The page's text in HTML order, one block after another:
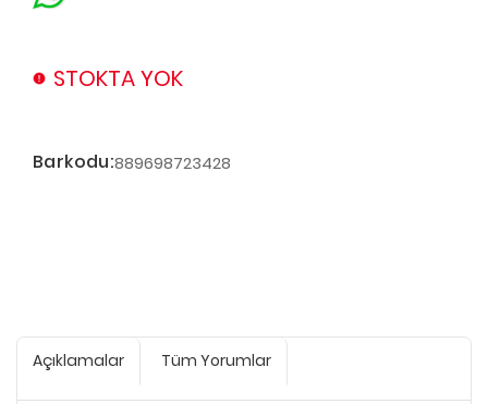
STOKTA YOK
Barkodu:889698723428
Açıklamalar Tüm Yorumlar